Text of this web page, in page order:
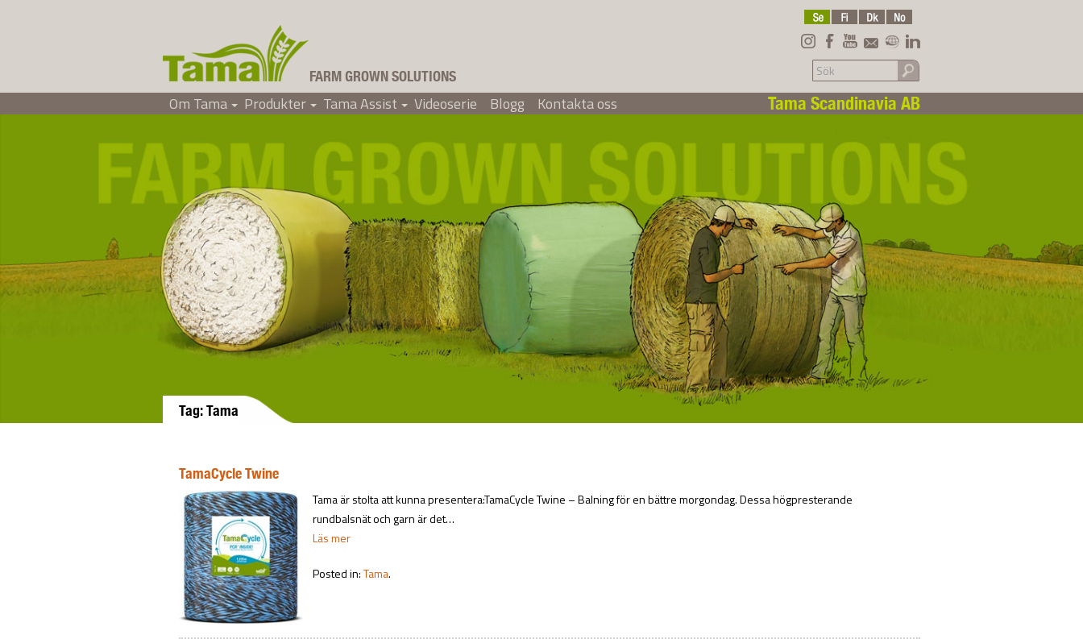
Tama Scandinavia AB
FARM GROWN SOLUTIONS
Tama Scandinavia AB
+
Om Tama +
Produkter +
Tama Assist Videoserie Blogg Kontakta oss
Tag: Tama
TamaCycle Twine
Tama är stolta att kunna presentera:TamaCycle Twine – Balning för en bättre morgondag. Dessa högpresterande
rundbalsnät och garn är det…
Läs mer
Posted in:Tama.